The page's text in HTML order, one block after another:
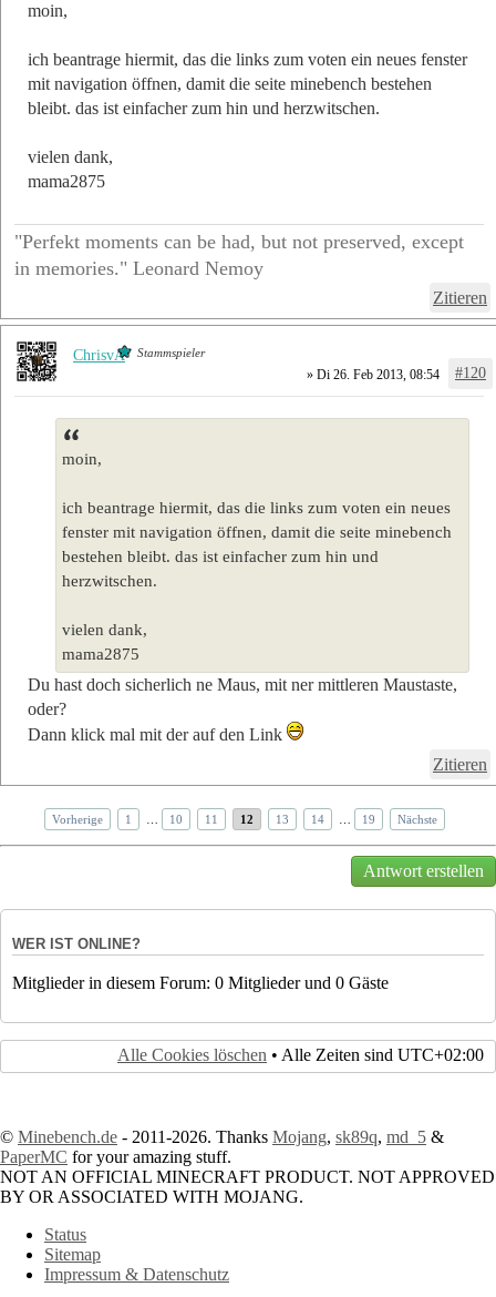
moin,
ich beantrage hiermit, das die links zum voten ein neues fenster
mit navigation öffnen, damit die seite minebench bestehen
bleibt. das ist einfacher zum hin und herzwitschen.
vielen dank,
mama2875
"Perfekt moments can be had, but not preserved, except
in memories." Leonard Nemoy
Zitieren
» Di 26. Feb 2013, 08:54 #120
moin,
ich beantrage hiermit, das die links zum voten ein neues
fenster mit navigation öffnen, damit die seite minebench
bestehen bleibt. das ist einfacher zum hin und
herzwitschen.
vielen dank,
mama2875
Du hast doch sicherlich ne Maus, mit ner mittleren Maustaste,
oder?
Dann klick mal mit der auf den Link
Zitieren
ChrisvA Stammspieler
Vorherige 1 10 11 12 13 14 19 Nächste
Antwort erstellen
WER IST ONLINE?
Mitglieder in diesem Forum: 0 Mitglieder und 0 Gäste
Alle Cookies löschen • Alle Zeiten sind UTC+02:00
© Minebench.de - 2011-2026. Thanks Mojang, sk89q, md_5 &
PaperMC for your amazing stuff.
NOT AN OFFICIAL MINECRAFT PRODUCT. NOT APPROVED
BY OR ASSOCIATED WITH MOJANG.
Status
Sitemap
Impressum & Datenschutz